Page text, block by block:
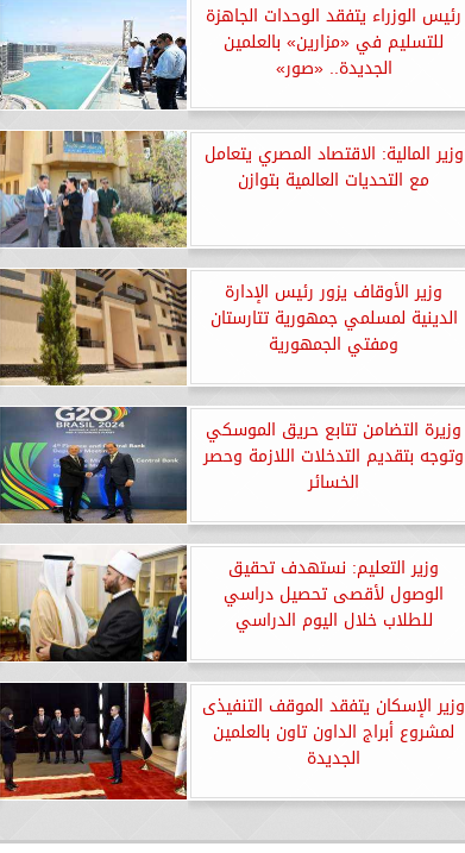
رئيس الوزراء يتفقد الوحدات الجاهزة
للتسليم في «مزارين» بالعلمين
الجديدة.. «صور»
وزير المالية: الاقتصاد المصري يتعامل
مع التحديات العالمية بتوازن
وزير الأوقاف يزور رئيس الإدارة
الدينية لمسلمي جمهورية تتارستان
ومفتي الجمهورية
وزيرة التضامن تتابع حريق الموسكي
وتوجه بتقديم التدخلات اللازمة وحصر
الخسائر
وزير التعليم: نستهدف تحقيق
الوصول لأقصى تحصيل دراسي
للطلاب خلال اليوم الدراسي
وزير الإسكان يتفقد الموقف التنفيذى
لمشروع أبراج الداون تاون بالعلمين
الجديدة